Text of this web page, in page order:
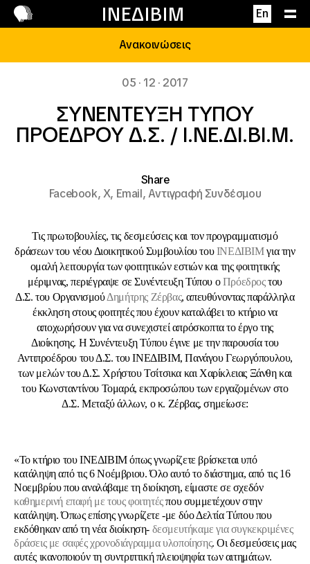
ΙΝΕΔΙΒΙΜ En
Επικοινωνία
Ανακοινώσεις
05 · 12 · 2017
ΣΥΝΕΝΤΕΥΞΗ ΤΥΠΟΥ
ΠΡΟΕΔΡΟΥ Δ.Σ. / Ι.ΝΕ.ΔΙ.ΒΙ.Μ.
Share
Facebook,X, Email,Αντιγραφή Συνδέσμου
Τις πρωτοβουλίες, τις δεσμεύσεις και τον προγραμματισμό
δράσεων του νέου Διοικητικού Συμβουλίου τουΙΝΕΔΙΒΙΜγια την
ομαλή λειτουργία των φοιτητικών εστιών και της φοιτητικής
μέριμνας, περιέγραψε σε Συνέντευξη Τύπου οΠρόεδροςτου
Δ.Σ. του ΟργανισμούΔημήτρης Ζέρβας, απευθύνοντας παράλληλα
έκκληση στους φοιτητές που έχουν καταλάβει το κτήριο να
αποχωρήσουν για να συνεχιστεί απρόσκοπτα το έργο της
Διοίκησης. Η Συνέντευξη Τύπου έγινε με την παρουσία του
Αντιπροέδρου του Δ.Σ. του ΙΝΕΔΙΒΙΜ, Πανάγου Γεωργόπουλου,
των μελών του Δ.Σ. Χρήστου Τσίτσικα και Χαρίκλειας Ξάνθη και
του Κωνσταντίνου Τομαρά, εκπροσώπου των εργαζομένων στο
Δ.Σ. Μεταξύ άλλων, ο κ. Ζέρβας, σημείωσε:
«Το κτήριο του ΙΝΕΔΙΒΙΜ όπως γνωρίζετε βρίσκεται υπό
κατάληψη από τις 6 Νοέμβριου. Όλο αυτό το διάστημα, από τις 16
Νοεμβρίου που αναλάβαμε τη διοίκηση, είμαστε σε σχεδόν
καθημερινή επαφή με τους φοιτητέςπου συμμετέχουν στην
κατάληψη. Όπως επίσης γνωρίζετε -με δύο Δελτία Τύπου που
εκδόθηκαν από τη νέα διοίκηση- δεσμευτήκαμε για συγκεκριμένες
δράσεις με σαφές χρονοδιάγραμμα υλοποίησης. Οι δεσμεύσεις μας
αυτές ικανοποιούν τη συντριπτική πλειοψηφία των αιτημάτων.